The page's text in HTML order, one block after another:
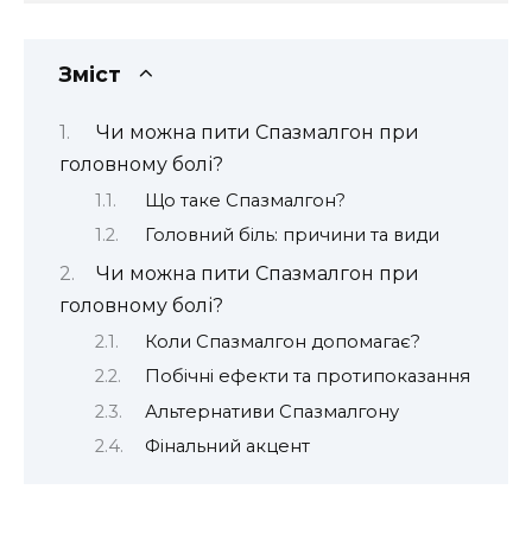
Зміст
Чи можна пити Спазмалгон при
головному болі?
Що таке Спазмалгон?
Головний біль: причини та види
Чи можна пити Спазмалгон при
головному болі?
Коли Спазмалгон допомагає?
Побічні ефекти та протипоказання
Альтернативи Спазмалгону
Фінальний акцент